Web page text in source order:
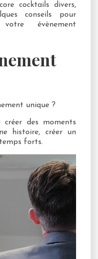
cocktails divers,
conseils pour
évènement
unique ?
des moments
histoire, créer un
forts.